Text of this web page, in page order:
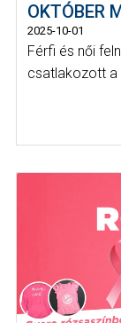
OKTÓBER
2025-10-01
Férfi és női
csatlakozott a